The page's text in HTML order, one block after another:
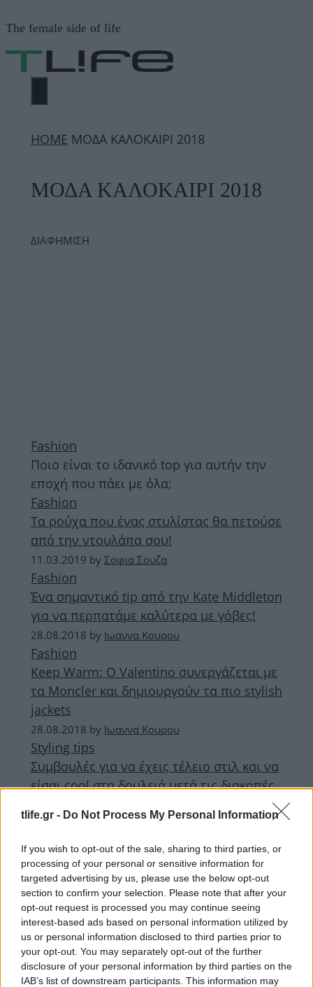
tlife.gr - Do Not Process My Personal Information
If you wish to opt-out of the sale, sharing to third parties, or
processing of your personal or sensitive information for
targeted advertising by us, please use the below opt-out
section to confirm your selection. Please note that after your
opt-out request is processed you may continue seeing
interest-based ads based on personal information utilized by
us or personal information disclosed to third parties prior to
your opt-out. You may separately opt-out of the further
disclosure of your personal information by third parties on the
IAB’s list of downstream participants. This information may
σε
περιεχόμενο
The female side of life
ΜΕΝΟΎ
ΗΟΜΕ ΜΟΔΑ ΚΑΛΟΚΑΙΡΙ 2018
ΜΟΔΑ ΚΑΛΟΚΑΙΡΙ 2018
ΔΙΑΦΗΜΙΣΗ
Fashion
Ποιο είναι το ιδανικό top για αυτήν την
εποχή που πάει με όλα;
Fashion
Τα ρούχα που ένας στυλίστας θα πετούσε
από την ντουλάπα σου!
11.03.2019 by Σοφια Σουζα
Fashion
Ένα σημαντικό tip από την Kate Middleton
για να περπατάμε καλύτερα με γόβες!
28.08.2018 by Ιωαννα Κουρου
Fashion
Keep Warm: Ο Valentino συνεργάζεται με
τα Moncler και δημιουργούν τα πιο stylish
jackets
28.08.2018 by Ιωαννα Κουρου
Styling tips
Συμβουλές για να έχεις τέλειο στιλ και να
είσαι cool στη δουλειά μετά τις διακοπές
Fashion
Η νέα συλλογή εσωρούχων της Rihanna
θα παρουσιαστεί για πρώτη φορά στην
Εβδομάδα Μόδας
ΔΙΑΦΗΜΙΣΗ